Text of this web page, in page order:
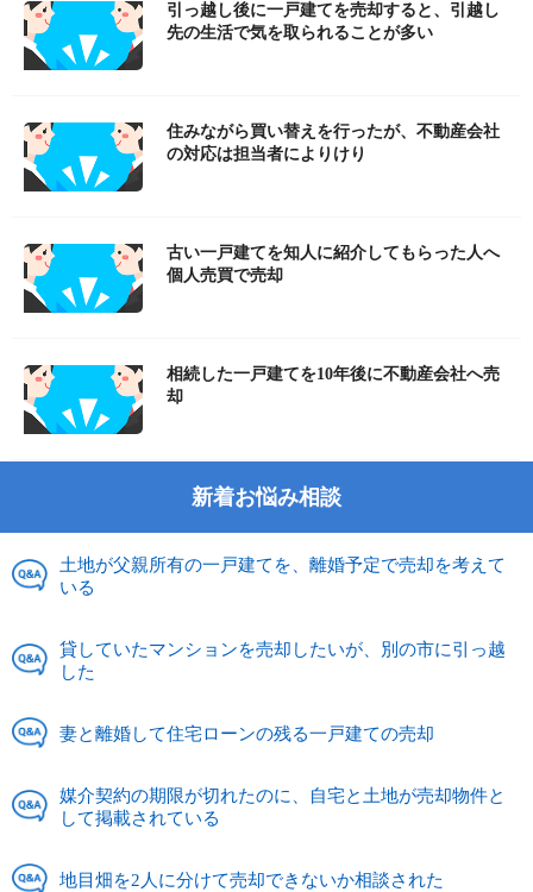
引っ越し後に一戸建てを売却すると、引越し
先の生活で気を取られることが多い
住みながら買い替えを行ったが、不動産会社
の対応は担当者によりけり
古い一戸建てを知人に紹介してもらった人へ
個人売買で売却
相続した一戸建てを10年後に不動産会社へ売
却
新着お悩み相談
土地が父親所有の一戸建てを、離婚予定で売却を考えて
いる
貸していたマンションを売却したいが、別の市に引っ越
した
妻と離婚して住宅ローンの残る一戸建ての売却
媒介契約の期限が切れたのに、自宅と土地が売却物件と
して掲載されている
地目畑を2人に分けて売却できないか相談された